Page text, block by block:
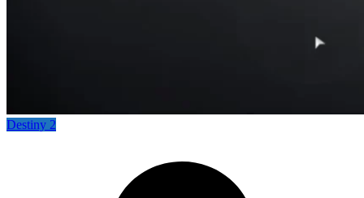
Destiny 2